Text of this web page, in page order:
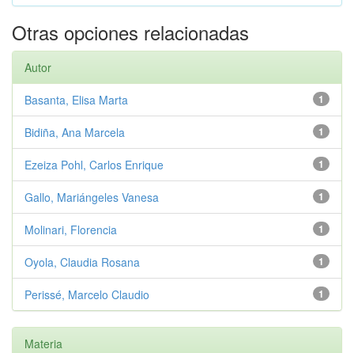
Otras opciones relacionadas
Autor
1
Basanta, Elisa Marta
1
Bidiña, Ana Marcela
1
Ezeiza Pohl, Carlos Enrique
1
Gallo, Mariángeles Vanesa
1
Molinari, Florencia
1
Oyola, Claudia Rosana
1
Perissé, Marcelo Claudio
Materia